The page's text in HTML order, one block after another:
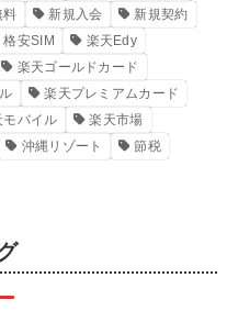
料 新規入会
新規契約
格安SIM
楽天Edy
楽天ゴールドカード
楽天プレミアムカード
モバイル
楽天市場
沖縄リゾート
節税